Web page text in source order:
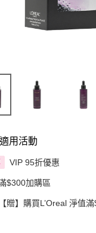
用活動
VIP 95折優惠
$300加購區
【贈】購買L’Oreal 淨值